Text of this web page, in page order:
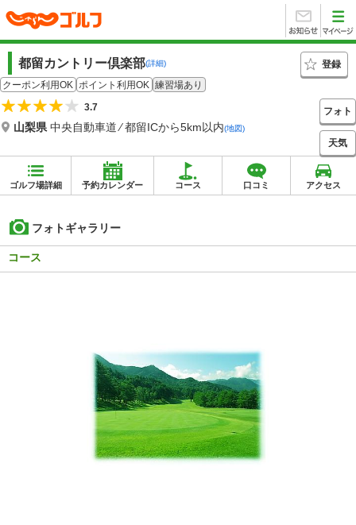
都留カントリー倶楽部(詳細)
登録
クーポン利用OK ポイント利用OK 練習場あり
3.7
山梨県 中央自動車道 ⁄ 都留ICから5km以内(地図)
フォト
天気
ゴルフ場詳細 予約カレンダー コース 口コミ アクセス
フォトギャラリー
コース